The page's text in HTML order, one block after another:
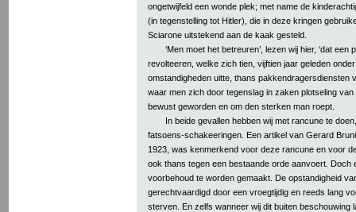
ongetwijfeld een wonde plek; met name de
(in tegenstelling tot Hitler), die in deze kringen
Sciarone uitstekend aan de kaak gesteld.
‘Men moet het betreuren’, lezen wij hier, ‘dat een
revolteeren, welke zich tien, vijftien jaar geleden
omstandigheden uitte, thans pakkendragersdiensten
waar men zich door tegenslag in zaken plotseling
bewust geworden en om den sterken man roept.
In beide gevallen hebben wij met rancune te
fatsoens-schakeeringen. Een artikel van Gerard
1923, was kenmerkend voor deze rancune en voor
ook thans tegen een bestaande orde aanvoert. Doch
voorbehoud te worden gemaakt. De opstandigheid
gerechtvaardigd door een vroegtijdig en reeds lang
sterven. En zelfs wanneer wij dit buiten beschouwing